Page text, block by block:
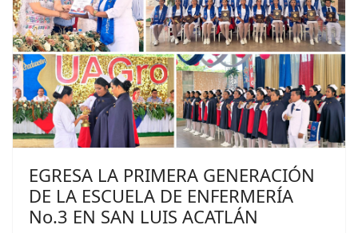
EGRESA LA PRIMERA GENERACIÓN
DE LA ESCUELA DE ENFERMERÍA
No.3 EN SAN LUIS ACATLÁN